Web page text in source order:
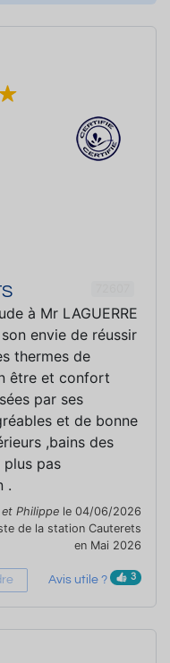
à Mr LAGUERRE
envie de réussir
thermes de
être et confort
par ses
et de bonne
,bains des
pas
.
Philippe le 04/06/2026
de la station Cauterets
en Mai 2026
Avis utile ? 3